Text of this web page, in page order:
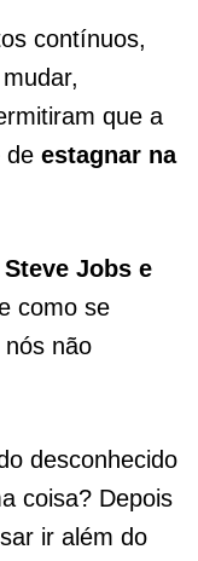
contínuos,
que a
de estagnar na
Jobs e
como se
não
desconhecido
coisa? Depois
ir além do